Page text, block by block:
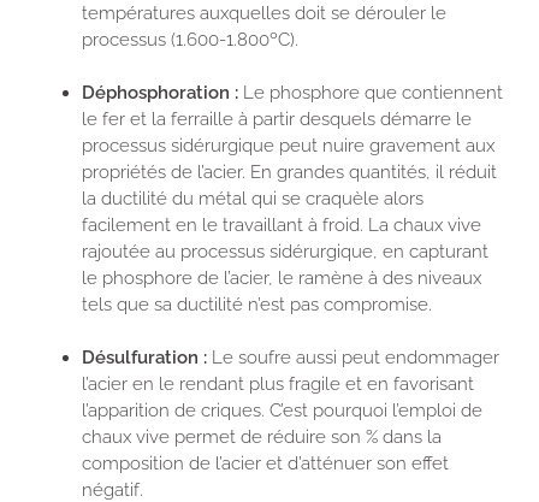
températures auxquelles doit se dérouler le
processus (1.600-1.800ºC).
Déphosphoration :Le phosphore que contiennent
le fer et la ferraille à partir desquels démarre le
processus sidérurgique peut nuire gravement aux
propriétés de l’acier. En grandes quantités, il réduit
la ductilité du métal qui se craquèle alors
facilement en le travaillant à froid. La chaux vive
rajoutée au processus sidérurgique, en capturant
le phosphore de l’acier, le ramène à des niveaux
tels que sa ductilité n’est pas compromise.
Désulfuration :Le soufre aussi peut endommager
l’acier en le rendant plus fragile et en favorisant
l’apparition de criques. C’est pourquoi l’emploi de
chaux vive permet de réduire son % dans la
composition de l’acier et d’atténuer son effet
négatif.